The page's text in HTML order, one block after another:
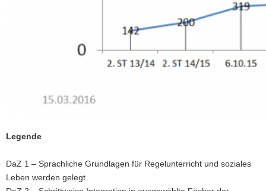
Legende
DaZ 1 – Sprachliche Grundlagen für Regelunterricht und soziales
Leben werden gelegt